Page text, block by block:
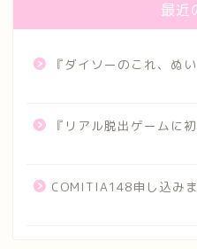
最近
『ダイソーのこれ、ぬ
『リアル脱出ゲームに
COMITIA148申し込みま